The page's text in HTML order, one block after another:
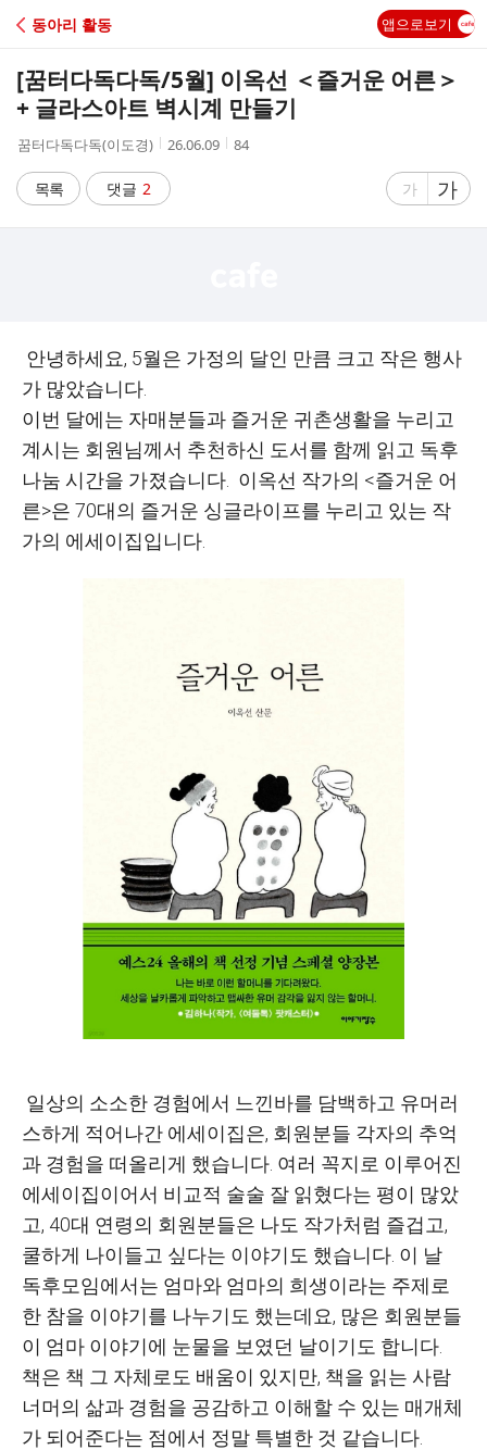
C
A
동아리 활동 앱으로보기
[꿈터다독다독/5월] 이옥선 ＜즐거운 어른＞
+ 글라스아트 벽시계 만들기
작
자
꿈터다독다독(이도경)
작
시
간
26.06.09
조
84
목록 댓글 2
글
게
가
글
자
게
가
안녕하세요, 5월은 가정의 달인 만큼 크고 작은 행사
가 많았습니다.
이번 달에는 자매분들과 즐거운 귀촌생활을 누리고
계시는 회원님께서 추천하신 도서를 함께 읽고 독후
나눔 시간을 가졌습니다. 이옥선 작가의 <즐거운 어
른>은 70대의 즐거운 싱글라이프를 누리고 있는 작
가의 에세이집입니다.
일상의 소소한 경험에서 느낀바를 담백하고 유머러
스하게 적어나간 에세이집은, 회원분들 각자의 추억
과 경험을 떠올리게 했습니다. 여러 꼭지로 이루어진
에세이집이어서 비교적 술술 잘 읽혔다는 평이 많았
고, 40대 연령의 회원분들은 나도 작가처럼 즐겁고,
쿨하게 나이들고 싶다는 이야기도 했습니다. 이 날
독후모임에서는 엄마와 엄마의 희생이라는 주제로
한 참을 이야기를 나누기도 했는데요, 많은 회원분들
이 엄마 이야기에 눈물을 보였던 날이기도 합니다.
책은 책 그 자체로도 배움이 있지만, 책을 읽는 사람
너머의 삶과 경험을 공감하고 이해할 수 있는 매개체
가 되어준다는 점에서 정말 특별한 것 같습니다.